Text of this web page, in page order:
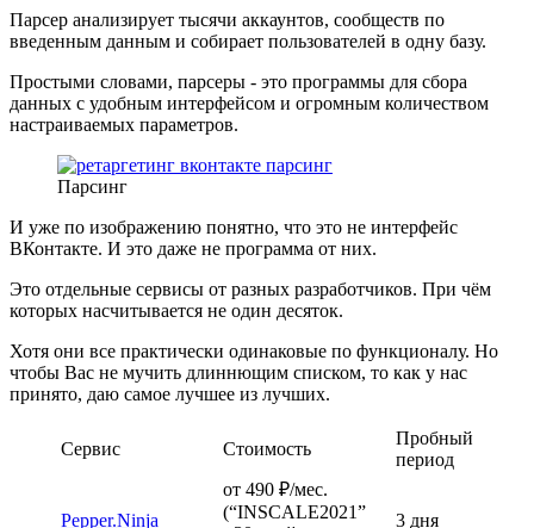
Парсер анализирует тысячи аккаунтов, сообществ по
введенным данным и собирает пользователей в одну базу.
Простыми словами, парсеры - это программы для сбора
данных с удобным интерфейсом и огромным количеством
настраиваемых параметров.
Парсинг
И уже по изображению понятно, что это не интерфейс
ВКонтакте. И это даже не программа от них.
Это отдельные сервисы от разных разработчиков. При чём
которых насчитывается не один десяток.
Хотя они все практически одинаковые по функционалу. Но
чтобы Вас не мучить длиннющим списком, то как у нас
принято, даю самое лучшее из лучших.
Сервис Стоимость
Пробный
период
Pepper.Ninja
от 490 ₽/мес.
(“INSCALE2021”
3 дня